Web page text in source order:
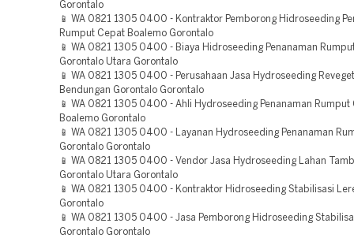
Gorontalo
📱 WA 0821 1305 0400 - Kontraktor Pemborong Hidroseeding
Rumput Cepat Boalemo Gorontalo
📱 WA 0821 1305 0400 - Biaya Hidroseeding Penanaman
Gorontalo Utara Gorontalo
📱 WA 0821 1305 0400 - Perusahaan Jasa Hydroseeding
Bendungan Gorontalo Gorontalo
📱 WA 0821 1305 0400 - Ahli Hydroseeding Penanaman Rumput
Boalemo Gorontalo
📱 WA 0821 1305 0400 - Layanan Hydroseeding Penanaman
Gorontalo Gorontalo
📱 WA 0821 1305 0400 - Vendor Jasa Hydroseeding Lahan
Gorontalo Utara Gorontalo
📱 WA 0821 1305 0400 - Kontraktor Hidroseeding Stabilisasi
Gorontalo
📱 WA 0821 1305 0400 - Jasa Pemborong Hidroseeding
Gorontalo Gorontalo